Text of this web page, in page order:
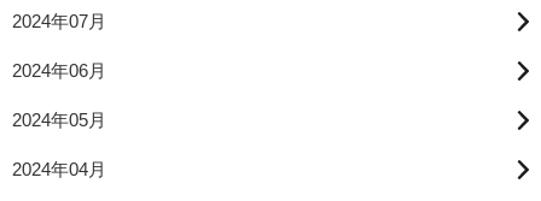
2024年07月
2024年06月
2024年05月
2024年04月